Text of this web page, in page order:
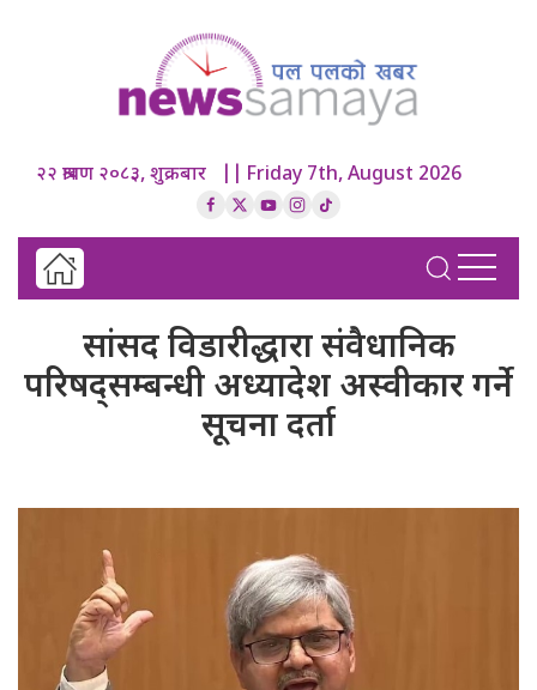
२२ श्रावण २०८३, शुक्रबार || Friday 7th, August 2026
सांसद विडारीद्धारा संवैधानिक
परिषद्सम्बन्धी अध्यादेश अस्वीकार गर्ने
सूचना दर्ता